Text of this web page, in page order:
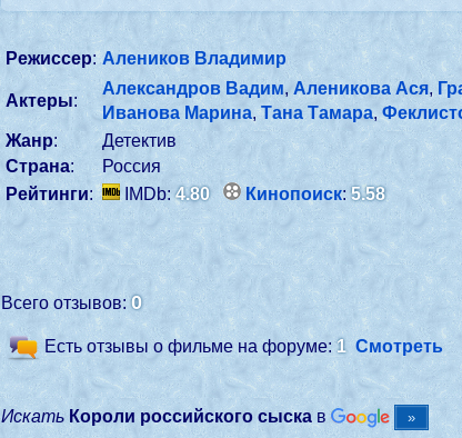
Режиссер: Алеников Владимир
Актеры:
Александров Вадим, Аленикова Ася,
Иванова Марина,Тана Тамара,
Жанр:
Детектив
Страна:
Россия
Рейтинги: IMDb:4.80 Кинопоиск:5.58
Всего отзывов:0
Есть отзывы о фильме на форуме:1 Смотреть
Искать Короли российского сыска в